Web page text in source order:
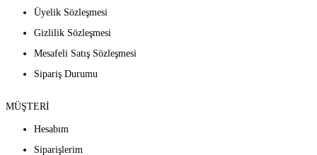
Üyelik Sözleşmesi
Gizlilik Sözleşmesi
Mesafeli Satış Sözleşmesi
Sipariş Durumu
MÜŞTERİ
Hesabım
Siparişlerim